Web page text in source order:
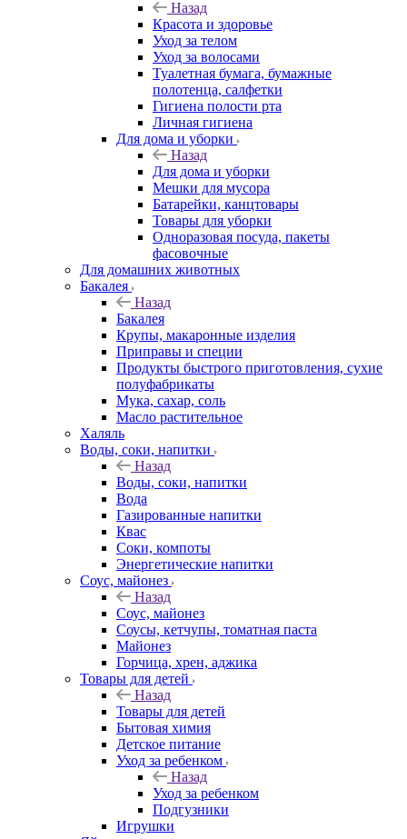
Назад
Красота и здоровье
Уход за телом
Уход за волосами
Туалетная бумага, бумажные
полотенца, салфетки
Гигиена полости рта
Личная гигиена
Для дома и уборки
Назад
Для дома и уборки
Мешки для мусора
Батарейки, канцтовары
Товары для уборки
Одноразовая посуда, пакеты
фасовочные
Для домашних животных
Бакалея
Назад
Бакалея
Крупы, макаронные изделия
Приправы и специи
Продукты быстрого приготовления, сухие
полуфабрикаты
Мука, сахар, соль
Масло растительное
Халяль
Воды, соки, напитки
Назад
Воды, соки, напитки
Вода
Газированные напитки
Квас
Соки, компоты
Энергетические напитки
Соус, майонез
Назад
Соус, майонез
Соусы, кетчупы, томатная паста
Майонез
Горчица, хрен, аджика
Товары для детей
Назад
Товары для детей
Бытовая химия
Детское питание
Уход за ребенком
Назад
Уход за ребенком
Подгузники
Игрушки